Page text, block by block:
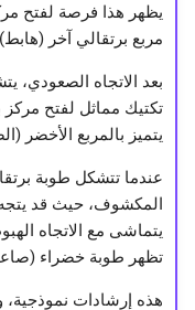
يظهر هذا فرصة لفتح
مربع برتقالي آخر
بعد الاتجاه
تكتيك مماثل لفتح
يتميز بالمربع الأخضر
عندما تتشكل طوبة
المكشوف، حيث قد
يتماشى مع الاتجاه
تظهر طوبة خضراء
هذه إرشادات